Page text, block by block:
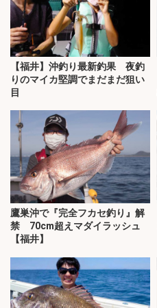
【福井】沖釣り最新釣果 夜釣
りのマイカ堅調でまだまだ狙い
目
鷹巣沖で『完全フカセ釣り』解
禁 70cm超えマダイラッシュ
【福井】